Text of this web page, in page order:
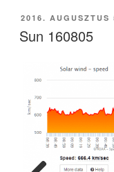
BEKÜLDVE:
2016. AUGUSZTUS
Sun 160805